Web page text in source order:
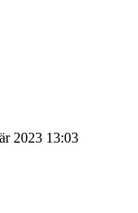
2023 13:03